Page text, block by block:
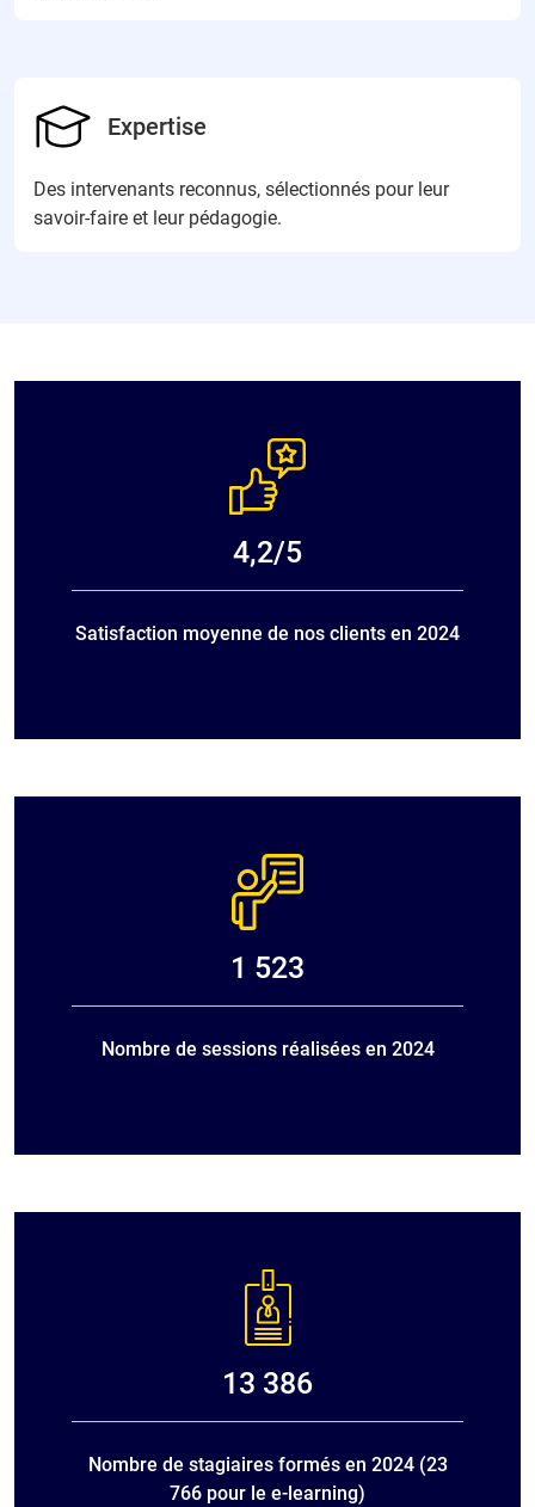
Expertise
Des intervenants reconnus, sélectionnés pour leur
savoir-faire et leur pédagogie.
4,2/5
Satisfaction moyenne de nos clients en 2024
1 523
Nombre de sessions réalisées en 2024
13 386
Nombre de stagiaires formés en 2024 (23
766 pour le e-learning)